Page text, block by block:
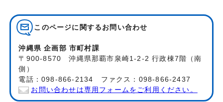
このページに関する お問い合わせ
沖縄県 企画部 市町村課
〒900-8570 沖縄県那覇市泉崎1-2-2 行政棟7階（南
側）
電話：098-866-2134 ファクス：098-866-2437
お問い合わせは専用フォームをご利用ください。